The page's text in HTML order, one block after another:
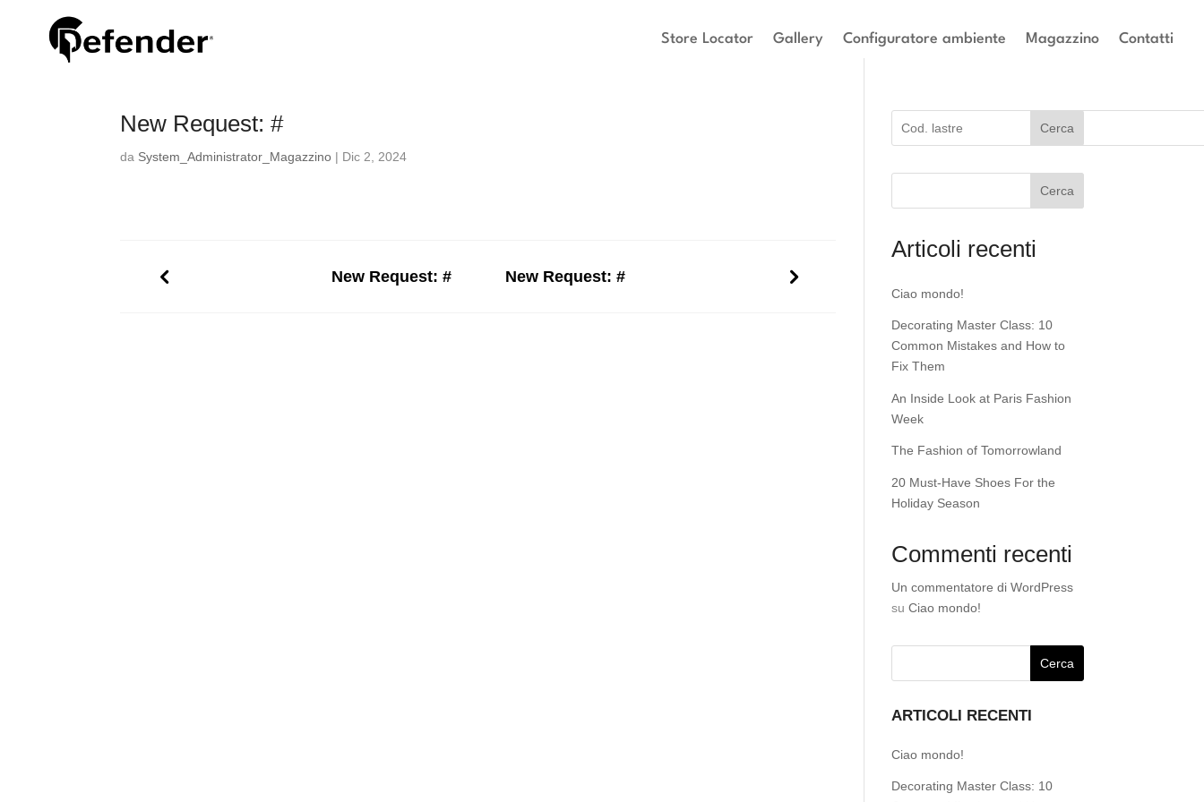
Store Locator Gallery Configuratore ambiente Magazzino Contatti
New Request: #
da System_Administrator_Magazzino | Dic 2, 2024
New Request: # New Request: #
Cerca
Cerca
Articoli recenti
Ciao mondo!
Decorating Master Class: 10
Common Mistakes and How to
Fix Them
An Inside Look at Paris Fashion
Week
The Fashion of Tomorrowland
20 Must-Have Shoes For the
Holiday Season
Commenti recenti
Un commentatore di WordPress
su Ciao mondo!
ARTICOLI RECENTI
Ciao mondo!
Decorating Master Class: 10